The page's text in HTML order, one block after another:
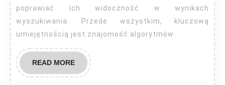
poprawiać ich widoczność w wynikach
wyszukiwania. Przede wszystkim, kluczową
umiejętnością jest znajomość algorytmów
READ MOREREAD
MORE